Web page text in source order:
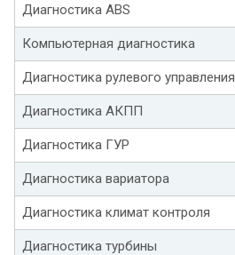
Диагностика ABS
Компьютерная диагностика
Диагностика рулевого управления
Диагностика АКПП
Диагностика ГУР
Диагностика вариатора
Диагностика климат контроля
Диагностика турбины